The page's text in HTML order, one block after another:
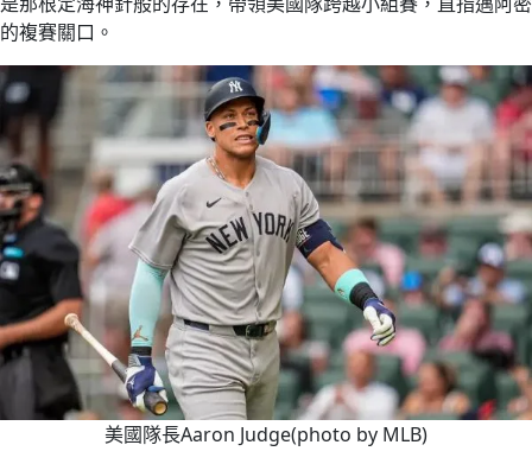
的複賽關口。
美國隊長Aaron Judge(photo by MLB)